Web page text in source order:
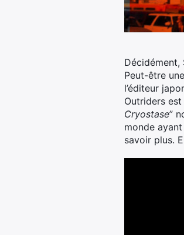
Décidément,
Peut-être
l’éditeur
Outriders
Cryostase”
monde
savoir plus.